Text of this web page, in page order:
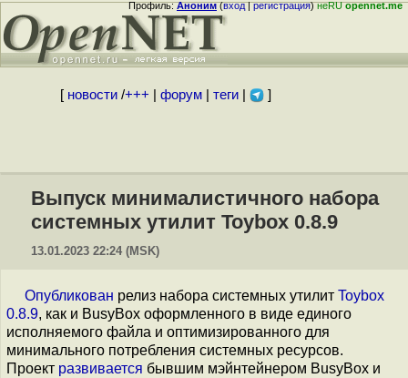
Профиль:Аноним(вход|регистрация)неRUopennet.me
[ новости/+++ форум| теги| ]
Выпуск минималистичного набора
системных утилит Toybox 0.8.9
13.01.2023 22:24 (MSK)
Опубликован релиз набора системных утилит Toybox
0.8.9, как и BusyBox оформленного в виде единого
исполняемого файла и оптимизированного для
минимального потребления системных ресурсов.
Проект развивается бывшим мэйнтейнером BusyBox и